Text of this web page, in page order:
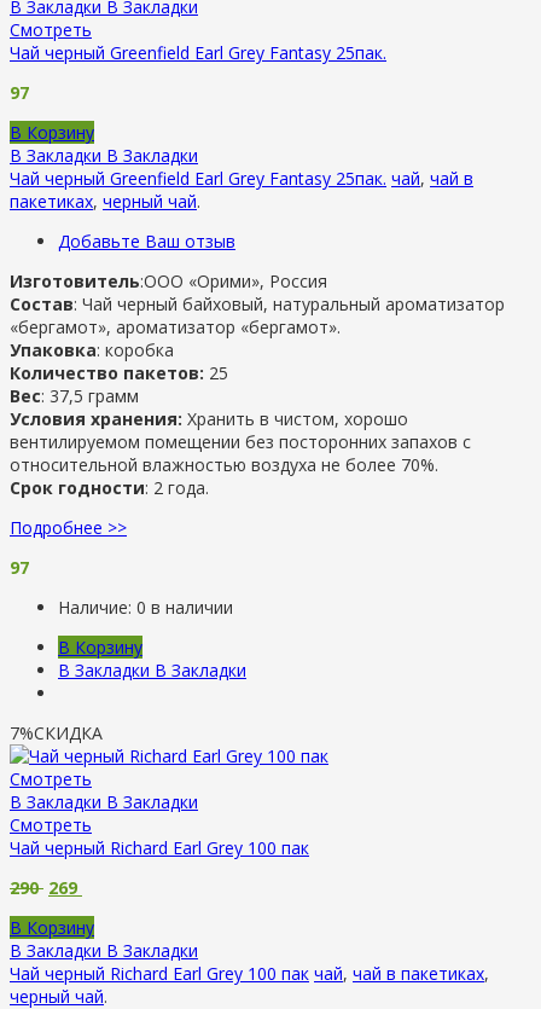
В Закладки В Закладки
Смотреть
Чай черный Greenfield Earl Grey Fantasy 25пак.
97
В Корзину
В Закладки В Закладки
Чай черный Greenfield Earl Grey Fantasy 25пак. чай, чай в
пакетиках, черный чай.
Добавьте Ваш отзыв
Изготовитель:ООО «Орими», Россия
Состав: Чай черный байховый, натуральный ароматизатор
«бергамот», ароматизатор «бергамот».
Упаковка: коробка
Количество пакетов: 25
Вес: 37,5 грамм
Условия хранения: Хранить в чистом, хорошо
вентилируемом помещении без посторонних запахов с
относительной влажностью воздуха не более 70%.
Срок годности: 2 года.
Подробнее >>
97
Наличие: 0 в наличии
В Корзину
В Закладки В Закладки
7%СКИДКА
Смотреть
В Закладки В Закладки
Смотреть
Чай черный Richard Earl Grey 100 пак
290 269
В Корзину
В Закладки В Закладки
Чай черный Richard Earl Grey 100 пак чай, чай в пакетиках,
черный чай.